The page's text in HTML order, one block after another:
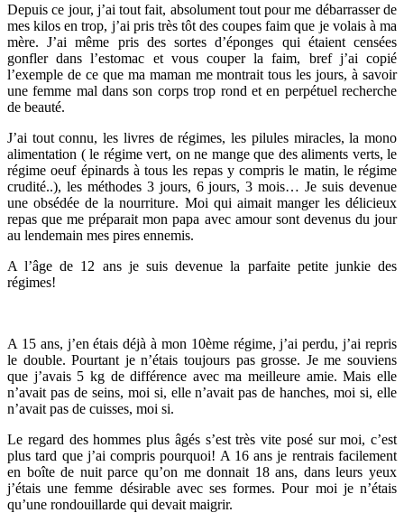
Depuis ce jour, j’ai tout fait, absolument tout pour me débarrasser de
mes kilos en trop, j’ai pris très tôt des coupes faim que je volais à ma
mère. J’ai même pris des sortes d’éponges qui étaient censées
gonfler dans l’estomac et vous couper la faim, bref j’ai copié
l’exemple de ce que ma maman me montrait tous les jours, à savoir
une femme mal dans son corps trop rond et en perpétuel recherche
de beauté.
J’ai tout connu, les livres de régimes, les pilules miracles, la mono
alimentation ( le régime vert, on ne mange que des aliments verts, le
régime oeuf épinards à tous les repas y compris le matin, le régime
crudité..), les méthodes 3 jours, 6 jours, 3 mois… Je suis devenue
une obsédée de la nourriture. Moi qui aimait manger les délicieux
repas que me préparait mon papa avec amour sont devenus du jour
au lendemain mes pires ennemis.
A l’âge de 12 ans je suis devenue la parfaite petite junkie des
régimes!
A 15 ans, j’en étais déjà à mon 10ème régime, j’ai perdu, j’ai repris
le double. Pourtant je n’étais toujours pas grosse. Je me souviens
que j’avais 5 kg de différence avec ma meilleure amie. Mais elle
n’avait pas de seins, moi si, elle n’avait pas de hanches, moi si, elle
n’avait pas de cuisses, moi si.
Le regard des hommes plus âgés s’est très vite posé sur moi, c’est
plus tard que j’ai compris pourquoi! A 16 ans je rentrais facilement
en boîte de nuit parce qu’on me donnait 18 ans, dans leurs yeux
j’étais une femme désirable avec ses formes. Pour moi je n’étais
qu’une rondouillarde qui devait maigrir.